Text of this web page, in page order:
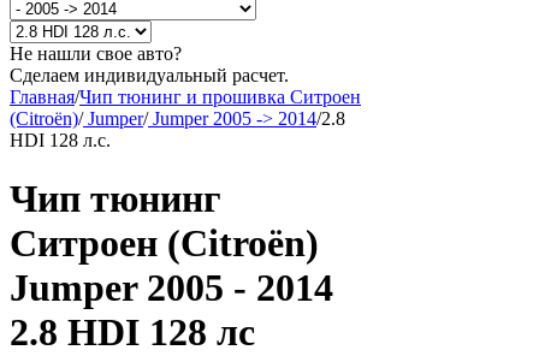
Не нашли свое авто?
Сделаем индивидуальный расчет.
Главная/Чип тюнинг и прошивка Ситроен
(Citroën)/Jumper/Jumper 2005 -> 2014/2.8
HDI 128 л.с.
Чип тюнинг
Ситроен (Citroën)
Jumper 2005 - 2014
2.8 HDI 128 лс